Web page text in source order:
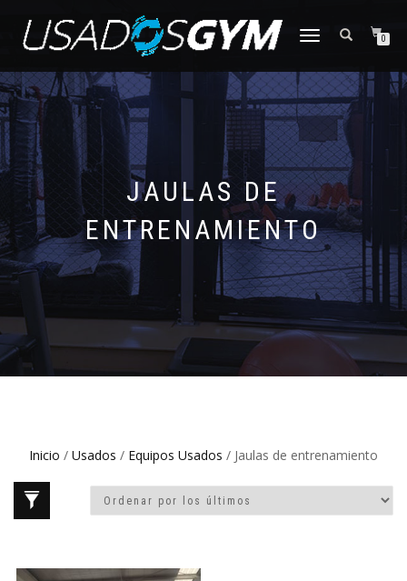
CAMBIAR
0
JAULAS DE
ENTRENAMIENTO
Inicio / Usados / Equipos Usados / Jaulas de entrenamiento